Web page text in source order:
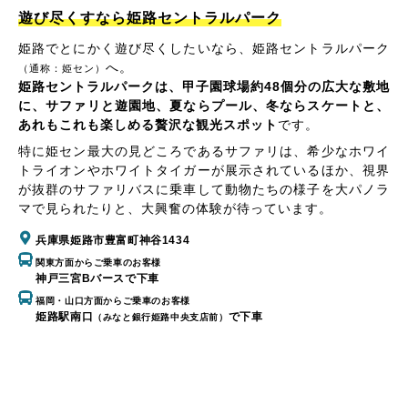
遊び尽くすなら姫路セントラルパーク
姫路でとにかく遊び尽くしたいなら、姫路セントラルパーク
（通称：姫セン） へ。
姫路セントラルパークは、甲子園球場約48個分の広大な敷地
に、サファリと遊園地、夏ならプール、冬ならスケートと、
あれもこれも楽しめる贅沢な観光スポット です。
特に姫セン最大の見どころであるサファリは、希少なホワイ
トライオンやホワイトタイガーが展示されているほか、視界
が抜群のサファリバスに乗車して動物たちの様子を大パノラ
マで見られたりと、大興奮の体験が待っています。
兵庫県姫路市豊富町神谷1434
関東方面からご乗車のお客様
神戸三宮Bバースで下車
福岡・山口方面からご乗車のお客様
姫路駅南口 （みなと銀行姫路中央支店前） で下車